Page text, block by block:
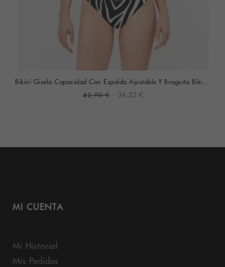
Bikini Gisela Capacidad Con Espalda Ajustable Y Braguita Bikini (Animal Print)
42,90 € 34,32 €
MI CUENTA
Mi Historial
Mis Pedidos